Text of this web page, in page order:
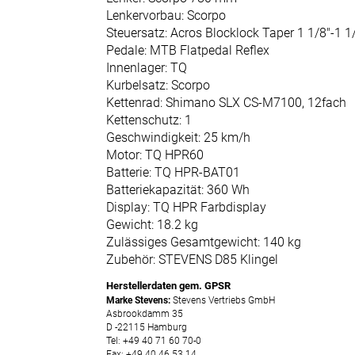
Lenkervorbau: Scorpo
Steuersatz: Acros Blocklock Taper 1 1/8"-1
Pedale: MTB Flatpedal Reflex
Innenlager: TQ
Kurbelsatz: Scorpo
Kettenrad: Shimano SLX CS-M7100, 12fach
Kettenschutz: 1
Geschwindigkeit: 25 km/h
Motor: TQ HPR60
Batterie: TQ HPR-BAT01
Batteriekapazität: 360 Wh
Display: TQ HPR Farbdisplay
Gewicht: 18.2 kg
Zulässiges Gesamtgewicht: 140 kg
Zubehör: STEVENS D85 Klingel
Herstellerdaten gem. GPSR
Marke Stevens: Stevens Vertriebs GmbH
Asbrookdamm 35
D -22115 Hamburg
Tel: +49 40 71 60 70-0